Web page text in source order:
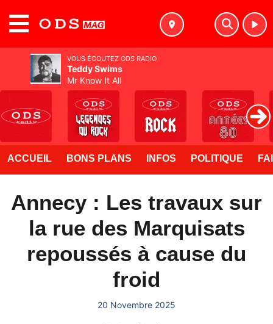
ACCUEIL BONS PLANS INFOS POLITIQUE
Annecy : Les travaux sur
la rue des Marquisats
repoussés à cause du
froid
20 Novembre 2025
VOUS ÉCOUTEZ ODS RADIO
Teddy Swims
Mr Know It All